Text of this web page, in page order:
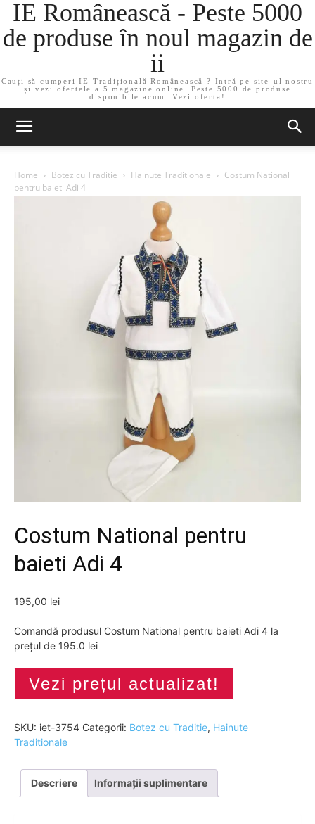
IE Românească - Peste 5000
de produse în noul magazin de
ii
Cauți să cumperi IE Tradițională Românească ? Intră pe site-ul nostru
și vezi ofertele a 5 magazine online. Peste 5000 de produse
disponibile acum. Vezi oferta!
Home Botez cu Traditie Hainute Traditionale
Costum National
pentru baieti Adi 4
Costum National pentru
baieti Adi 4
195,00 lei
Comandă produsul Costum National pentru baieti Adi 4 la
prețul de 195.0 lei
Vezi prețul actualizat!
SKU: iet-3754 Categorii: Botez cu Traditie, Hainute
Traditionale
Descriere Informații suplimentare